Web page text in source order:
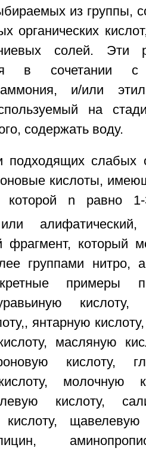
из группы,
органических
солей. Эти
в сочетании
и/или
на
содержать воду.
подходящих слабых
кислоты,
n равно
или
фрагмент, который
группами нитро,
примеры
кислоту,
янтарную
масляную
кислоту,
молочную
кислоту,
кислоту,